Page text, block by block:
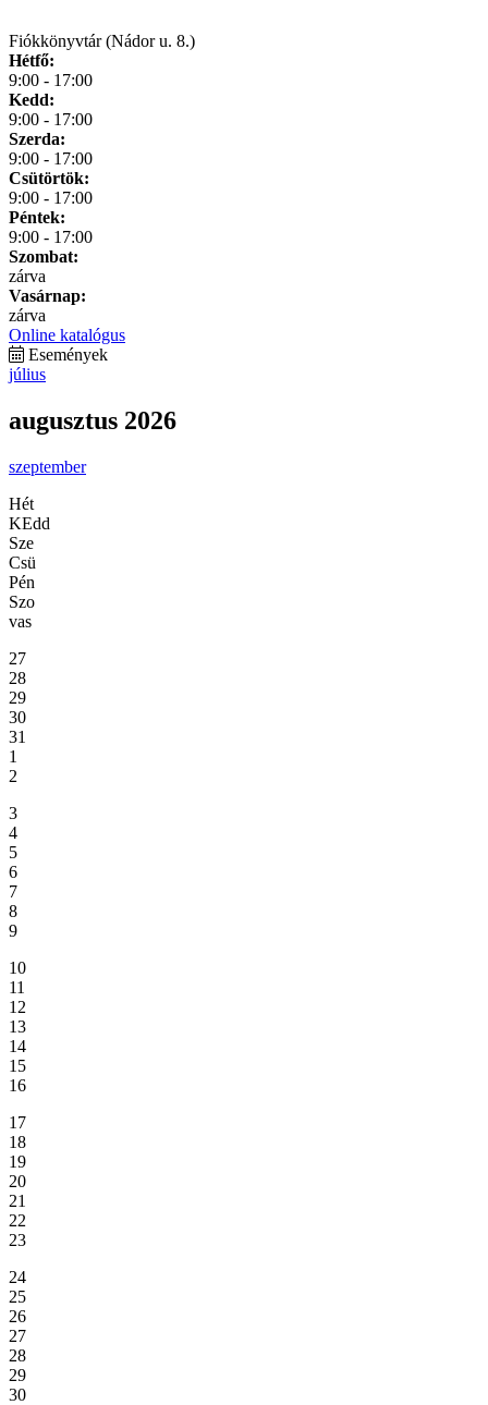
Fiókkönyvtár (Nádor u. 8.)
Hétfő:
9:00 - 17:00
Kedd:
9:00 - 17:00
Szerda:
9:00 - 17:00
Csütörtök:
9:00 - 17:00
Péntek:
9:00 - 17:00
Szombat:
zárva
Vasárnap:
zárva
Online katalógus
Események
július
augusztus 2026
szeptember
Hét
KEdd
Sze
Csü
Pén
Szo
vas
27
28
29
30
31
1
2
3
4
5
6
7
8
9
10
11
12
13
14
15
16
17
18
19
20
21
22
23
24
25
26
27
28
29
30